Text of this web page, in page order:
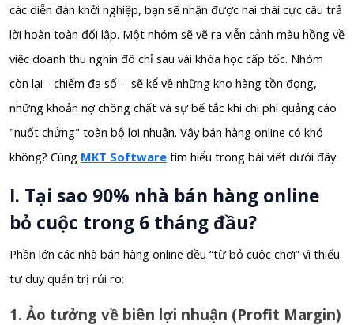
các diễn đàn khởi nghiệp, bạn sẽ nhận được hai thái cực câu trả
lời hoàn toàn đối lập. Một nhóm sẽ vẽ ra viễn cảnh màu hồng về
việc doanh thu nghìn đô chỉ sau vài khóa học cấp tốc. Nhóm
còn lại - chiếm đa số - sẽ kể về những kho hàng tồn đọng,
những khoản nợ chồng chất và sự bế tắc khi chi phí quảng cáo
"nuốt chửng" toàn bộ lợi nhuận. Vậy bán hàng online có khó
không? Cùng MKT Software tìm hiểu trong bài viết dưới đây.
I. Tại sao 90% nhà bán hàng online
bỏ cuộc trong 6 tháng đầu?
Phần lớn các nhà bán hàng online đều “từ bỏ cuộc chơi” vì thiếu
tư duy quản trị rủi ro:
1. Ảo tưởng về biên lợi nhuận (Profit Margin)